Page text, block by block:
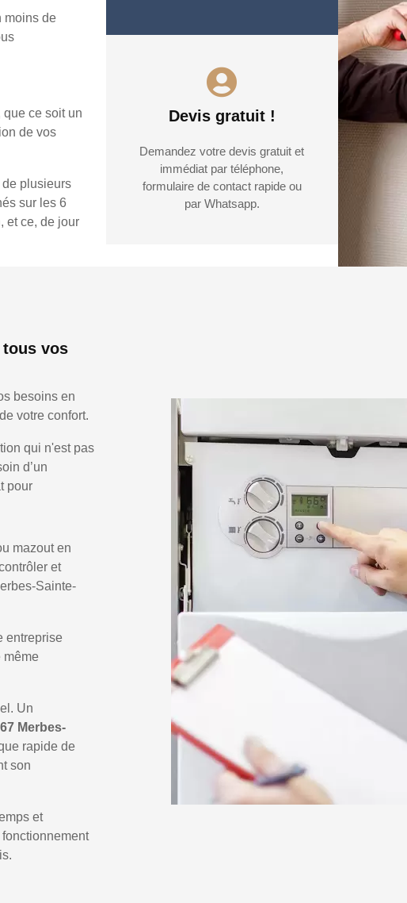
moins de
que ce soit un
de vos
plusieurs
sur les 6
et ce, de jour
Devis gratuit !
Demandez votre devis gratuit et
immédiat par téléphone,
formulaire de contact rapide ou
par Whatsapp.
tous vos
besoins en
votre confort.
qui n'est pas
d’un
pour
mazout en
et
Sainte-
entreprise
même
Un
Merbes-
rapide de
son
et